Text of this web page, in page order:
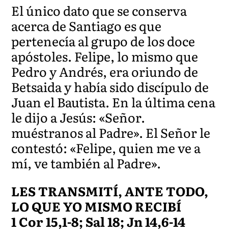
El único dato que se conserva
acerca de Santiago es que
pertenecía al grupo de los doce
apóstoles. Felipe, lo mismo que
Pedro y Andrés, era oriundo de
Betsaida y había sido discípulo de
Juan el Bautista. En la última cena
le dijo a Jesús: «Señor.
muéstranos al Padre». El Señor le
contestó: «Felipe, quien me ve a
mí, ve también al Padre».
LES TRANSMITÍ, ANTE TODO,
LO QUE YO MISMO RECIBÍ
1 Cor 15,1-8; Sal 18; Jn 14,6-14